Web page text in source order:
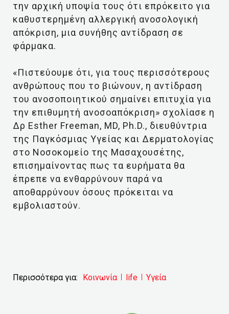
την αρχική υποψία τους ότι επρόκειτο για
καθυστερημένη αλλεργική ανοσολογική
απόκριση, μια συνήθης αντίδραση σε
φάρμακα.
«Πιστεύουμε ότι, για τους περισσότερους
ανθρώπους που το βιώνουν, η αντίδραση
του ανοσοποιητικού σημαίνει επιτυχία για
την επιθυμητή ανοσοαπόκριση» σχολίασε η
Δρ Esther Freeman, MD, Ph.D., διευθύντρια
της Παγκόσμιας Υγείας και Δερματολογίας
στο Νοσοκομείο της Μασαχουσέτης,
επισημαίνοντας πως τα ευρήματα θα
έπρεπε να ενθαρρύνουν παρά να
αποθαρρύνουν όσους πρόκειται να
εμβολιαστούν.
Περισσότερα για: Κοινωνία life Υγεία